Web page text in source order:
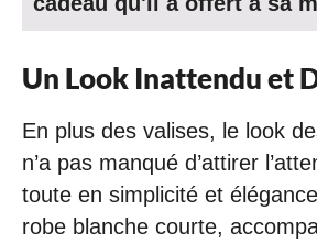
Un Look Inattendu et
En plus des valises, le look
n’a pas manqué d’attirer
toute en simplicité et
robe blanche courte,